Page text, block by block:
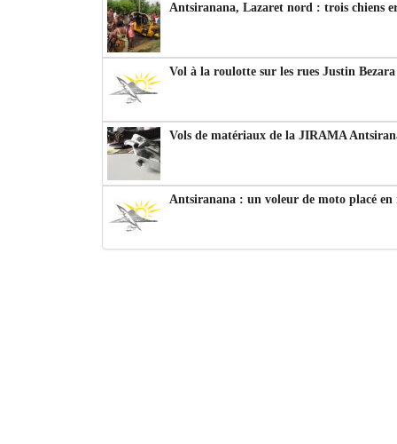
Antsiranana, Lazaret nord : trois chiens
Vol à la roulotte sur les rues Justin
Vols de matériaux de la JIRAMA
Antsiranana : un voleur de moto placé en